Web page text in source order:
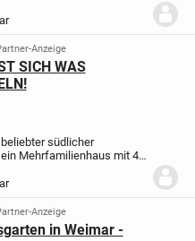
Wohnhauses aus dem
zeitgemäß modernisiertem
Anzeige
SICH WAS
südlicher
Mehrfamilienhaus mit 4
Gewerbeimmobilie
Das voll unterkellerte Haus
Anzeige
in Weimar -